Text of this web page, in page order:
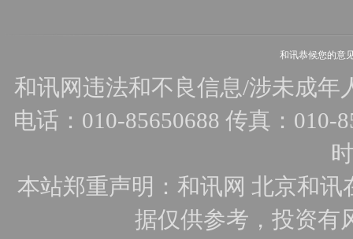
和讯恭候您的意
和讯网违法和不良信息/涉未成年
电话：010-85650688 传真：010-
本站郑重声明：和讯网 北京和
据仅供参考，投资有